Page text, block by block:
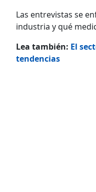
Las entrevistas se
industria y qué
Lea también: El
tendencias